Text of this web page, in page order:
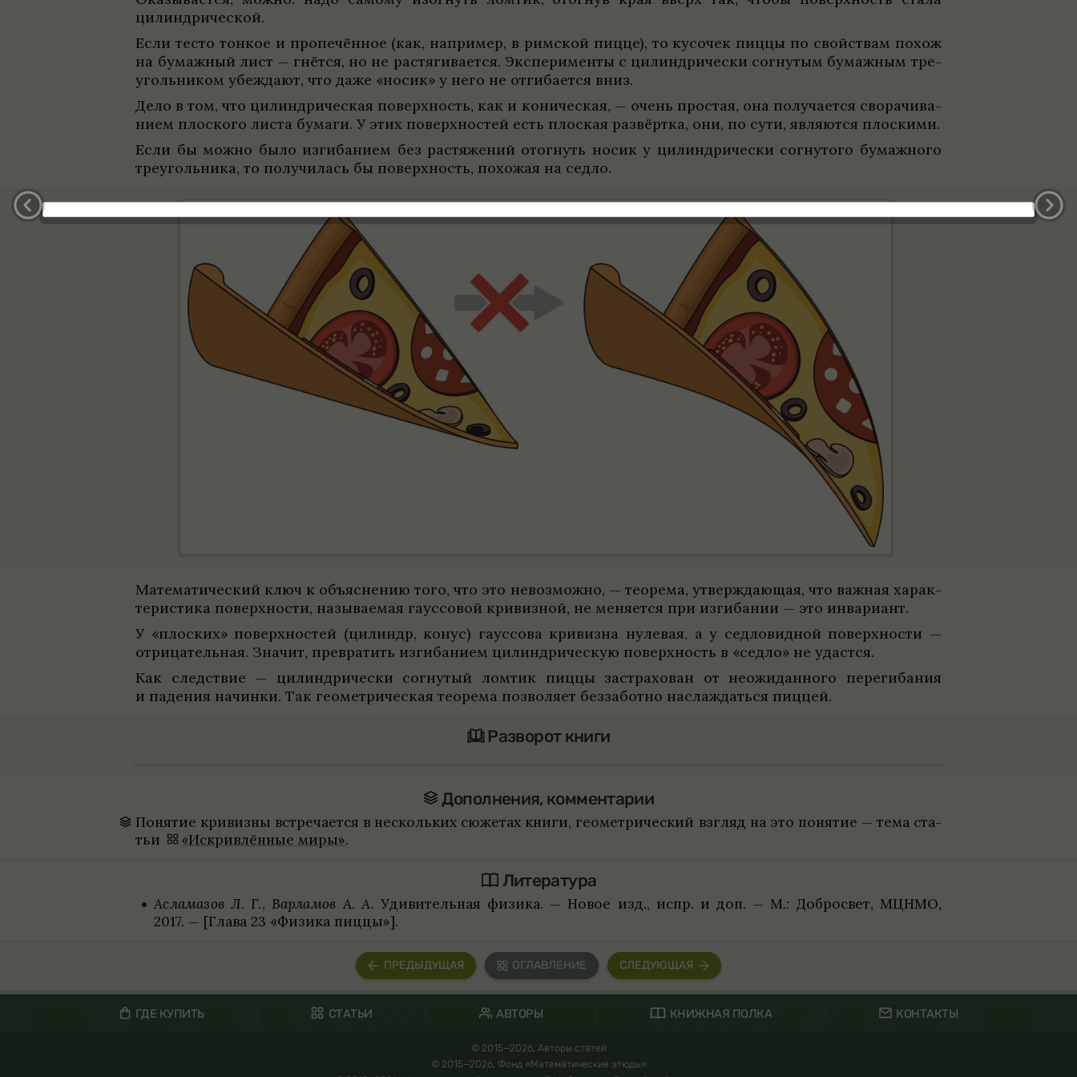
цилин­дри­че­ской.
Если тесто тон­кое и про­пе­чён­ное (как, напри­мер, в рим­ской пицце), то кусо­чек пиццы по свойствам похож
на бумаж­ный лист — гнётся, но не рас­тяги­ва­ется. Экс­пе­рименты с цилин­дри­че­ски согну­тым бумаж­ным тре­
уголь­ни­ком убеж­дают, что даже «носик» у него не отги­ба­ется вниз.
Дело в том, что цилин­дри­че­ская поверх­ность, как и кони­че­ская, — очень про­стая, она полу­ча­ется сво­ра­чи­ва­
нием плос­кого листа бумаги. У этих поверх­но­стей есть плос­кая раз­вёртка, они, по сути, являются плос­кими.
Если бы можно было изги­ба­нием без рас­тяже­ний отогнуть носик у цилин­дри­че­ски согну­того бумаж­ного
тре­уголь­ника, то полу­чи­лась бы поверх­ность, похожая на седло.
Матема­ти­че­ский ключ к объяс­не­нию того, что это невозможно, — тео­рема, утвер­ждающая, что важ­ная харак­
те­ри­стика поверх­но­сти, назы­ва­емая гаус­со­вой кри­виз­ной, не меня­ется при изги­ба­нии — это инва­ри­ант.
У «плос­ких» поверх­но­стей (цилиндр, конус) гаус­сова кри­визна нуле­вая, а у сед­ло­вид­ной поверх­но­сти —
отрица­тель­ная. Зна­чит, пре­вра­тить изги­ба­нием цилин­дри­че­скую поверх­ность в «седло» не удастся.
Как след­ствие — цилин­дри­че­ски согну­тый лом­тик пиццы застра­хо­ван от неожи­дан­ного переги­ба­ния
и паде­ния начинки. Так геомет­ри­че­ская тео­рема поз­во­ляет без­за­ботно насла­ждаться пиццей.
Разворот книги
Допол­не­ния, коммен­та­рии
Поня­тие кри­визны встре­ча­ется в нескольких сюже­тах книги, геомет­ри­че­ский взгляд на это поня­тие — тема ста­
тьи
«Искрив­лён­ные миры».
Лите­ра­тура
Аслама­зов Л. Г., Вар­ламов А. А. Уди­ви­тель­ная физика. — Новое изд., испр. и доп. — М.: Доб­ро­свет, МЦНМО,
2017. — [Глава 23 «Физика пиццы»].
ПРЕДЫДУЩАЯ ОГЛАВЛЕНИЕ СЛЕДУЮЩАЯ
ГДЕ КУПИТЬ СТАТЬИ АВТОРЫ КНИЖНАЯ ПОЛКА КОНТАКТЫ
© 2015—2026, Авторы статей
© 2015—2026, Фонд «Математические этюды»